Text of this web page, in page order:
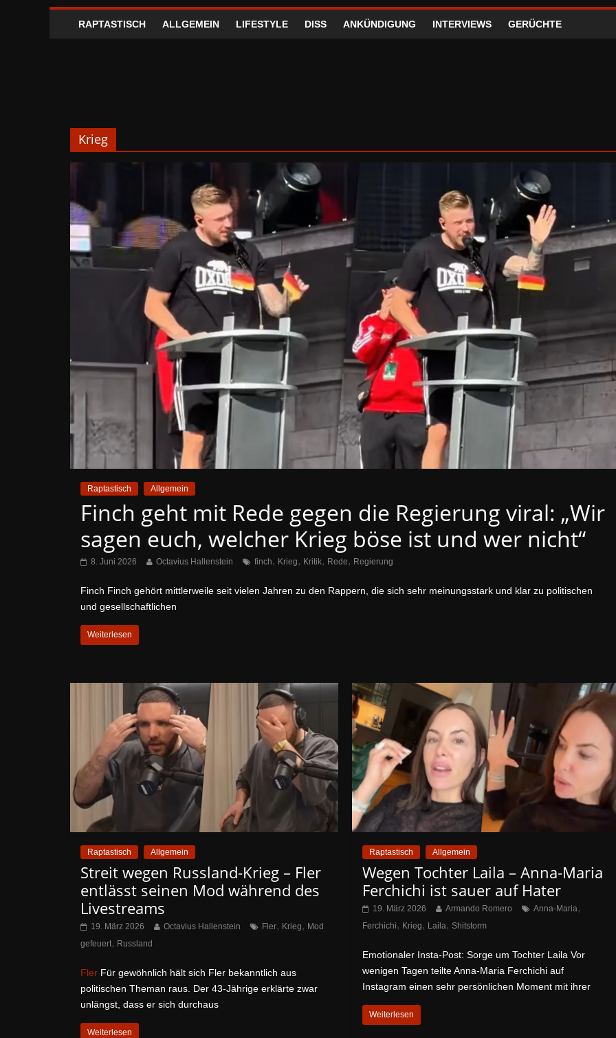
RAPTASTISCH ALLGEMEIN LIFESTYLE DISS ANKÜNDIGUNG INTERVIEWS GERÜCHTE
Krieg
Raptastisch Allgemein
Finch geht mit Rede gegen die Regierung viral: „Wir
sagen euch, welcher Krieg böse ist und wer nicht“
8. Juni 2026 Octavius Hallenstein finch, Krieg, Kritik, Rede, Regierung
Finch Finch gehört mittlerweile seit vielen Jahren zu den Rappern, die sich sehr meinungsstark und klar zu politischen
und gesellschaftlichen
Weiterlesen
Raptastisch Allgemein
Streit wegen Russland-Krieg – Fler
entlässt seinen Mod während des
Livestreams
19. März 2026 Octavius Hallenstein Fler, Krieg, Mod
gefeuert, Russland
Fler Für gewöhnlich hält sich Fler bekanntlich aus
politischen Theman raus. Der 43-Jährige erklärte zwar
unlängst, dass er sich durchaus
Weiterlesen
Raptastisch Allgemein
Wegen Tochter Laila – Anna-Maria
Ferchichi ist sauer auf Hater
19. März 2026 Armando Romero Anna-Maria,
Ferchichi, Krieg, Laila, Shitstorm
Emotionaler Insta-Post: Sorge um Tochter Laila Vor
wenigen Tagen teilte Anna-Maria Ferchichi auf
Instagram einen sehr persönlichen Moment mit ihrer
Weiterlesen